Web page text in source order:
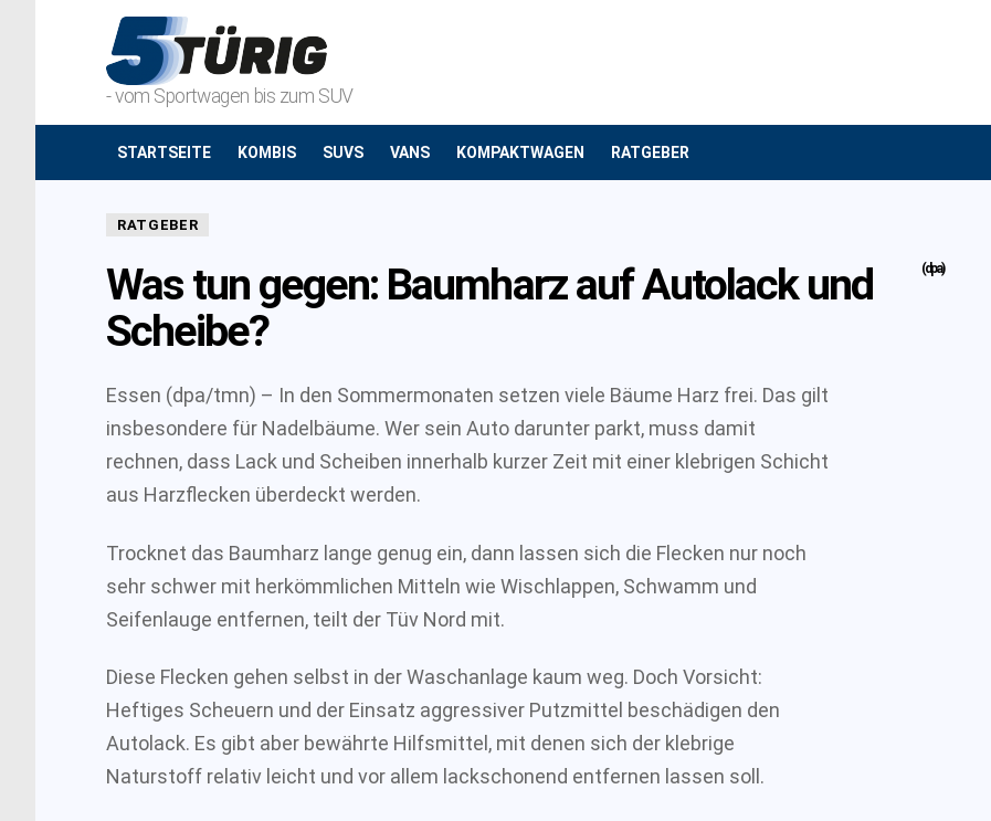
- vom Sportwagen bis zum SUV
STARTSEITE KOMBIS SUVS VANS KOMPAKTWAGEN RATGEBER
RATGEBER
Was tun gegen: Baumharz auf Autolack und
Scheibe?
(dpa)
Essen (dpa/tmn) – In den Sommermonaten setzen viele Bäume Harz frei. Das gilt
insbesondere für Nadelbäume. Wer sein Auto darunter parkt, muss damit
rechnen, dass Lack und Scheiben innerhalb kurzer Zeit mit einer klebrigen Schicht
aus Harzflecken überdeckt werden.
Trocknet das Baumharz lange genug ein, dann lassen sich die Flecken nur noch
sehr schwer mit herkömmlichen Mitteln wie Wischlappen, Schwamm und
Seifenlauge entfernen, teilt der Tüv Nord mit.
Diese Flecken gehen selbst in der Waschanlage kaum weg. Doch Vorsicht:
Heftiges Scheuern und der Einsatz aggressiver Putzmittel beschädigen den
Autolack. Es gibt aber bewährte Hilfsmittel, mit denen sich der klebrige
Naturstoff relativ leicht und vor allem lackschonend entfernen lassen soll.